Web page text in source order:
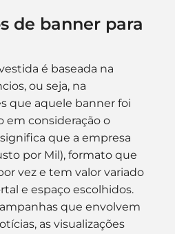
de banner para
é baseada na
ou seja, na
que aquele banner foi
em consideração o
que a empresa
por Mil), formato que
vez e tem valor variado
e espaço escolhidos.
que envolvem
as visualizações